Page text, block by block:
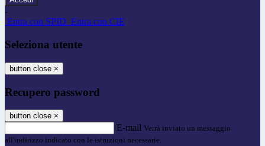
-
Entra con SPID Entra con CIE
Seleziona utente
button close ×
Recupero password
button close ×
E-mail Verrà inviato un messaggio
all'indirizzo indicato con le istruzioni necessarie.